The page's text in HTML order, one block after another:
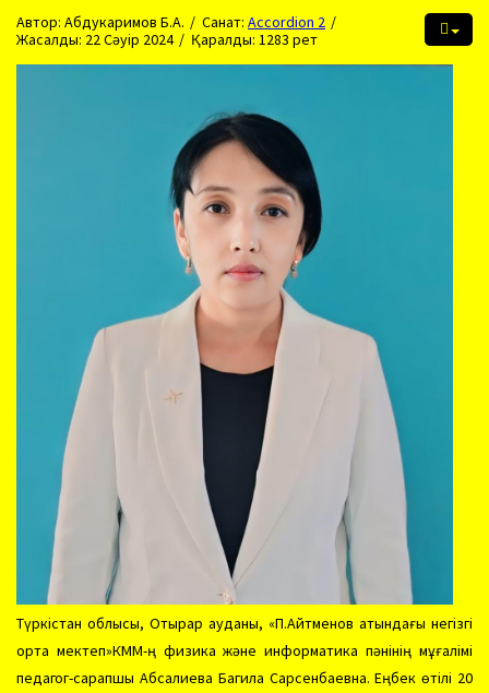
Автор: Абдукаримов Б.А. Санат: Accordion 2
Жасалды: 22 Сәуір 2024
Қаралды: 1283 рет
Түркістан облысы, Отырар ауданы, «П.Айтменов атындағы негізгі
орта мектеп»КММ-ң физика және информатика пәнінің мұғалімі
педагог-сарапшы Абсалиева Багила Сарсенбаевна. Еңбек өтілі 20